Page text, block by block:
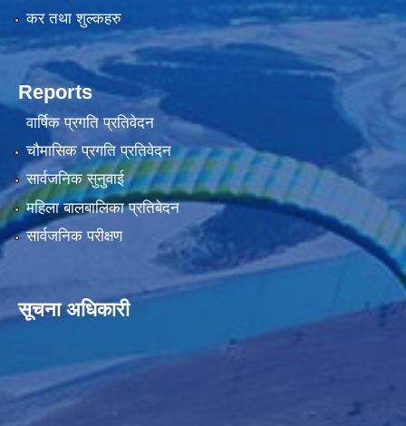
कर तथा शुल्कहरु
Reports
वार्षिक प्रगति प्रतिवेदन
चौमासिक प्रगति प्रतिवेदन
सार्वजनिक सुनुवाई
महिला बालबालिका प्रतिबेदन
सार्वजनिक परीक्षण
सूचना अधिकारी